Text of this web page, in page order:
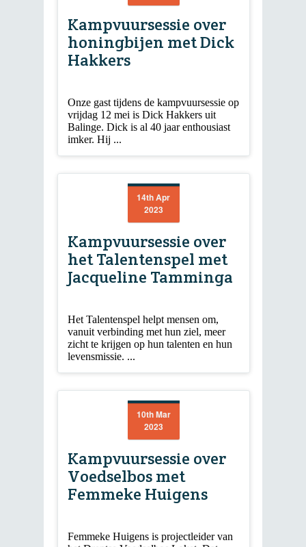
Kampvuursessie over
honingbijen met Dick
Hakkers
Onze gast tijdens de kampvuursessie op
vrijdag 12 mei is Dick Hakkers uit
Balinge. Dick is al 40 jaar enthousiast
imker. Hij ...
14th Apr
2023
Kampvuursessie over
het Talentenspel met
Jacqueline Tamminga
Het Talentenspel helpt mensen om,
vanuit verbinding met hun ziel, meer
zicht te krijgen op hun talenten en hun
levensmissie. ...
10th Mar
2023
Kampvuursessie over
Voedselbos met
Femmeke Huigens
Femmeke Huigens is projectleider van